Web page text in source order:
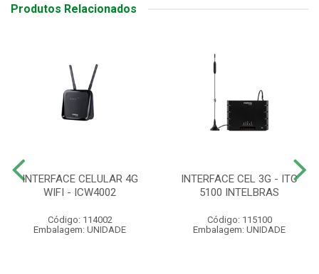
Produtos Relacionados
INTERFACE CELULAR 4G
WIFI - ICW4002
Código: 114002
Embalagem: UNIDADE
INTERFACE CEL 3G - ITC
5100 INTELBRAS
Código: 115100
Embalagem: UNIDADE